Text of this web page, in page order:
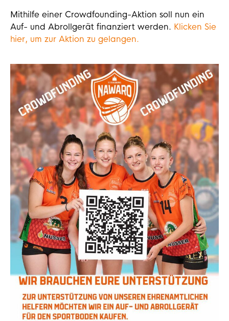
Mithilfe einer Crowdfounding-Aktion soll nun ein
Auf- und Abrollgerät finanziert werden. Klicken Sie
hier, um zur Aktion zu gelangen.